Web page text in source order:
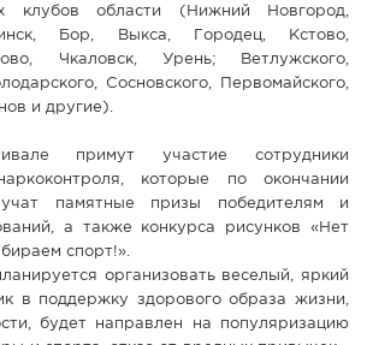
клубов области (Нижний Новгород,
Бор, Выкса, Городец, Кстово,
Чкаловск, Урень; Ветлужского,
Сосновского, Первомайского,
и другие).
примут участие сотрудники
которые по окончании
памятные призы победителям и
а также конкурса рисунков «Нет
спорт!».
организовать веселый, яркий
в поддержку здорового образа жизни,
будет направлен на популяризацию